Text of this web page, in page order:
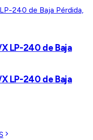
LP-240 de Baja
LP-240 de Baja